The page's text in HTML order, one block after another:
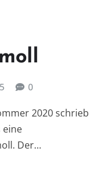
0
2020 schrieb
eine
Der…